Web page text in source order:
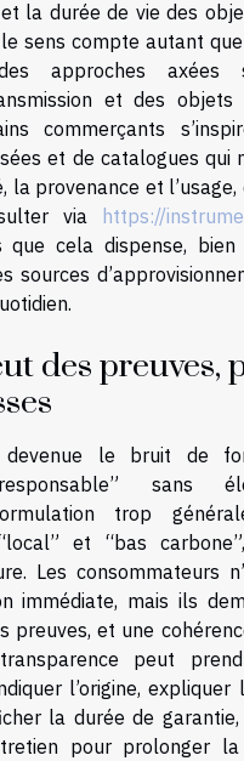
la durée de vie des
sens compte autant
approches
et des objets
commerçants
et de catalogues qui
la provenance et l’usage,
via
https://
que cela dispense, bien
sources
des preuves,
le bruit de
sans
trop
et “bas
Les consommateurs
immédiate, mais ils
preuves, et une
peut
l’origine, expliquer
la durée de
pour prolonger